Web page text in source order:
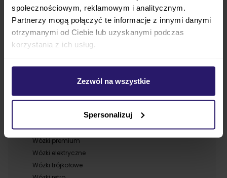
społecznościowym, reklamowym i analitycznym.
Partnerzy mogą połączyć te informacje z innymi danymi
otrzymanymi od Ciebie lub uzyskanymi podczas
korzystania z ich usług.
Zezwól na wszystkie
Spersonalizuj
Proponowane kategorie wózki dziecięce
Wózki 4w1
Wózki spacerowe
Wózki bliźniacze
Wózki premium
Wózki elektryczne
Wózki trójkołowe